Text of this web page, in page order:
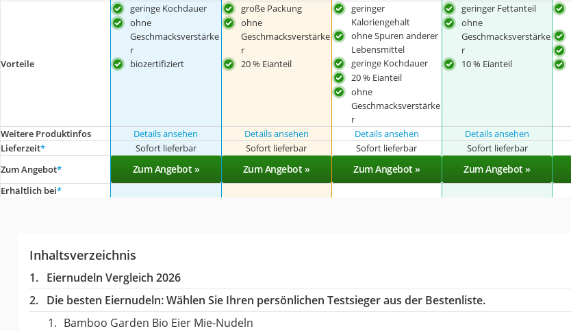
Vorteile
geringe Kochdauer
ohne
Geschmacksverstärke
r
biozertifiziert
große Packung
ohne
Geschmacksverstärke
r
20 % Eianteil
geringer
Kaloriengehalt
ohne Spuren anderer
Lebensmittel
geringe Kochdauer
20 % Eianteil
ohne
Geschmacksverstärke
r
geringer Fettanteil
ohne
Geschmacksverstärke
r
10 % Eianteil
Weitere Produktinfos Details ansehen Details ansehen Details ansehen Details ansehen
Lieferzeit* Sofort lieferbar Sofort lieferbar Sofort lieferbar Sofort lieferbar
Zum Angebot* Zum Angebot » Zum Angebot » Zum Angebot » Zum Angebot »
Erhältlich bei*
Inhaltsverzeichnis
Eiernudeln Vergleich 2026
Die besten Eiernudeln:Wählen Sie Ihren persönlichen Testsieger aus der Bestenliste.
Bamboo Garden Bio Eier Mie-Nudeln